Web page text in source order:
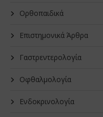
Oρθοπαιδικά
Επιστημονικά Άρθρα
Γαστρεντερολογία
Οφθαλμολογία
Ενδοκρινολογία